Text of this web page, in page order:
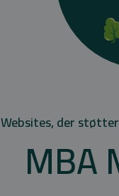
Websites, der
MBA